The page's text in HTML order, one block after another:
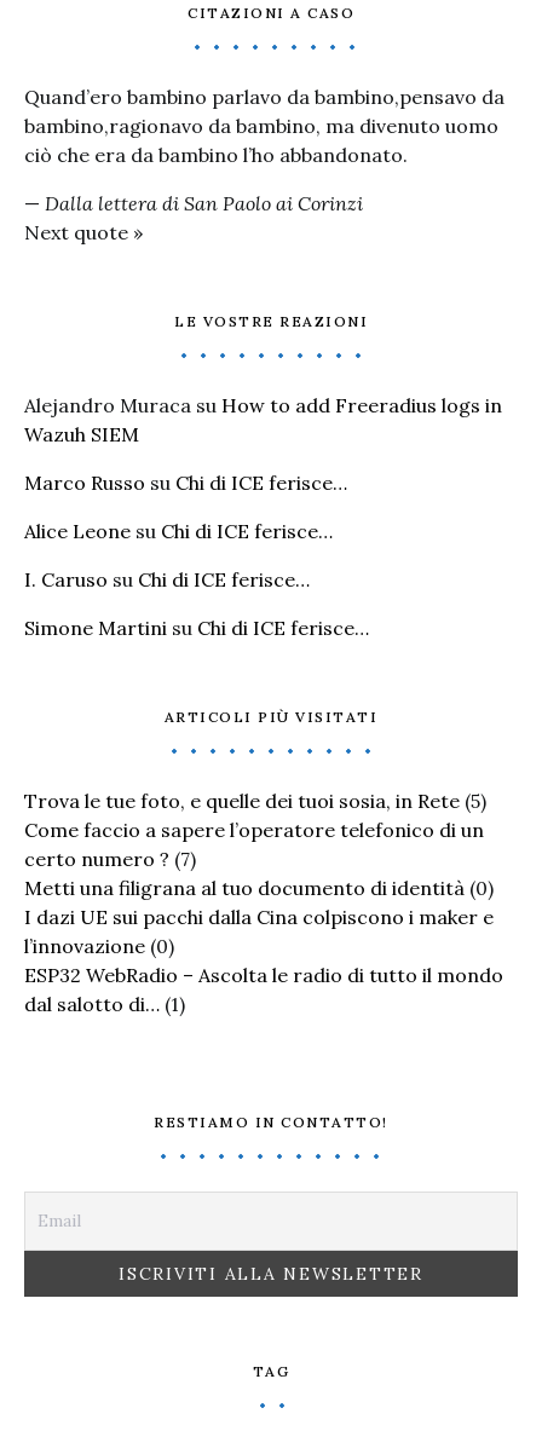
CITAZIONI A CASO
Quand’ero bambino parlavo da bambino,pensavo da
bambino,ragionavo da bambino, ma divenuto uomo
ciò che era da bambino l’ho abbandonato.
— Dalla lettera di San Paolo ai Corinzi
Next quote »
LE VOSTRE REAZIONI
Alejandro Muraca su How to add Freeradius logs in
Wazuh SIEM
Marco Russo su Chi di ICE ferisce…
Alice Leone su Chi di ICE ferisce…
I. Caruso su Chi di ICE ferisce…
Simone Martini su Chi di ICE ferisce…
ARTICOLI PIÙ VISITATI
Trova le tue foto, e quelle dei tuoi sosia, in Rete (5)
Come faccio a sapere l’operatore telefonico di un
certo numero ? (7)
Metti una filigrana al tuo documento di identità (0)
I dazi UE sui pacchi dalla Cina colpiscono i maker e
l’innovazione (0)
ESP32 WebRadio – Ascolta le radio di tutto il mondo
dal salotto di… (1)
RESTIAMO IN CONTATTO!
TAG